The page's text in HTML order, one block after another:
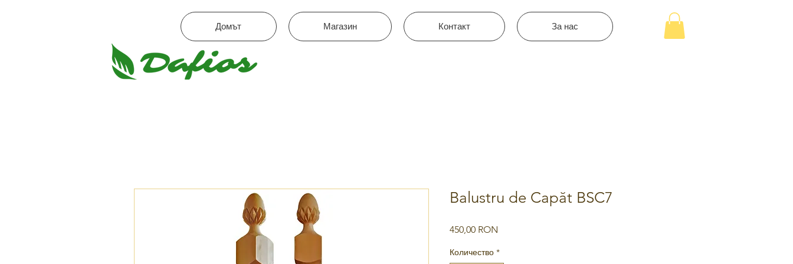
Домът Магазин Контакт За нас
Balustru de Capăt BSC7
450,00 RON
Количество *